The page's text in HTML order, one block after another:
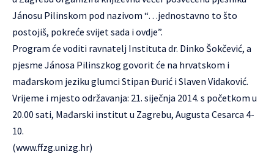
Jánosu Pilinskom pod nazivom “…jednostavno to što
postojiš, pokreće svijet sada i ovdje”.
Program će voditi ravnatelj Instituta dr. Dinko Šokčević, a
pjesme Jánosa Pilinszkog govorit će na hrvatskom i
mađarskom jeziku glumci Stipan Đurić i Slaven Vidaković.
Vrijeme i mjesto održavanja: 21. siječnja 2014. s početkom u
20.00 sati, Mađarski institut u Zagrebu, Augusta Cesarca 4-
10.
(www.ffzg.unizg.hr)